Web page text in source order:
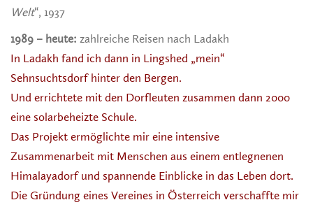
Welt“, 1937
1989 – heute: zahlreiche Reisen nach Ladakh
In Ladakh fand ich dann in Lingshed „mein“
Sehnsuchtsdorf hinter den Bergen.
Und errichtete mit den Dorfleuten zusammen dann 2000
eine solarbeheizte Schule.
Das Projekt ermöglichte mir eine intensive
Zusammenarbeit mit Menschen aus einem entlegnenen
Himalayadorf und spannende Einblicke in das Leben dort.
Die Gründung eines Vereines in Österreich verschaffte mir